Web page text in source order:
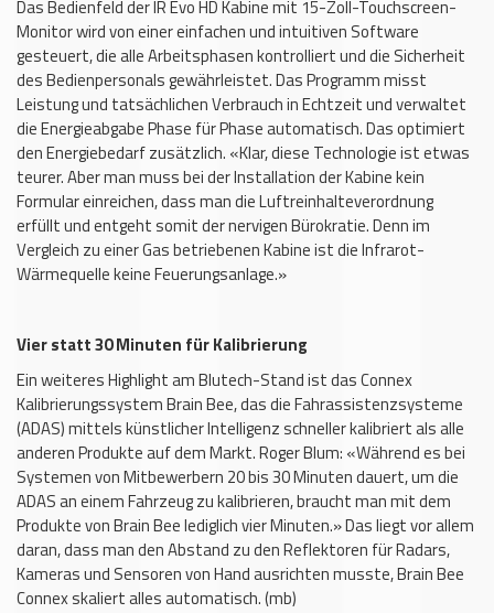
Das Bedienfeld der IR Evo HD Kabine mit 15-Zoll-Touchscreen-
Monitor wird von einer einfachen und intuitiven Software
gesteuert, die alle Arbeitsphasen kontrolliert und die Sicherheit
des Bedienpersonals gewährleistet. Das Programm misst
Leistung und tatsächlichen Verbrauch in Echtzeit und verwaltet
die Energieabgabe Phase für Phase automatisch. Das optimiert
den Energiebedarf zusätzlich. «Klar, diese Technologie ist etwas
teurer. Aber man muss bei der Installation der Kabine kein
Formular einreichen, dass man die Luftreinhalteverordnung
erfüllt und entgeht somit der nervigen Bürokratie. Denn im
Vergleich zu einer Gas betriebenen Kabine ist die Infrarot-
Wärmequelle keine Feuerungsanlage.»
Vier statt 30 Minuten für Kalibrierung
Ein weiteres Highlight am Blutech-Stand ist das Connex
Kalibrierungssystem Brain Bee, das die Fahrassistenzsysteme
(ADAS) mittels künstlicher Intelligenz schneller kalibriert als alle
anderen Produkte auf dem Markt. Roger Blum: «Während es bei
Systemen von Mitbewerbern 20 bis 30 Minuten dauert, um die
ADAS an einem Fahrzeug zu kalibrieren, braucht man mit dem
Produkte von Brain Bee lediglich vier Minuten.» Das liegt vor allem
daran, dass man den Abstand zu den Reflektoren für Radars,
Kameras und Sensoren von Hand ausrichten musste, Brain Bee
Connex skaliert alles automatisch. (mb)